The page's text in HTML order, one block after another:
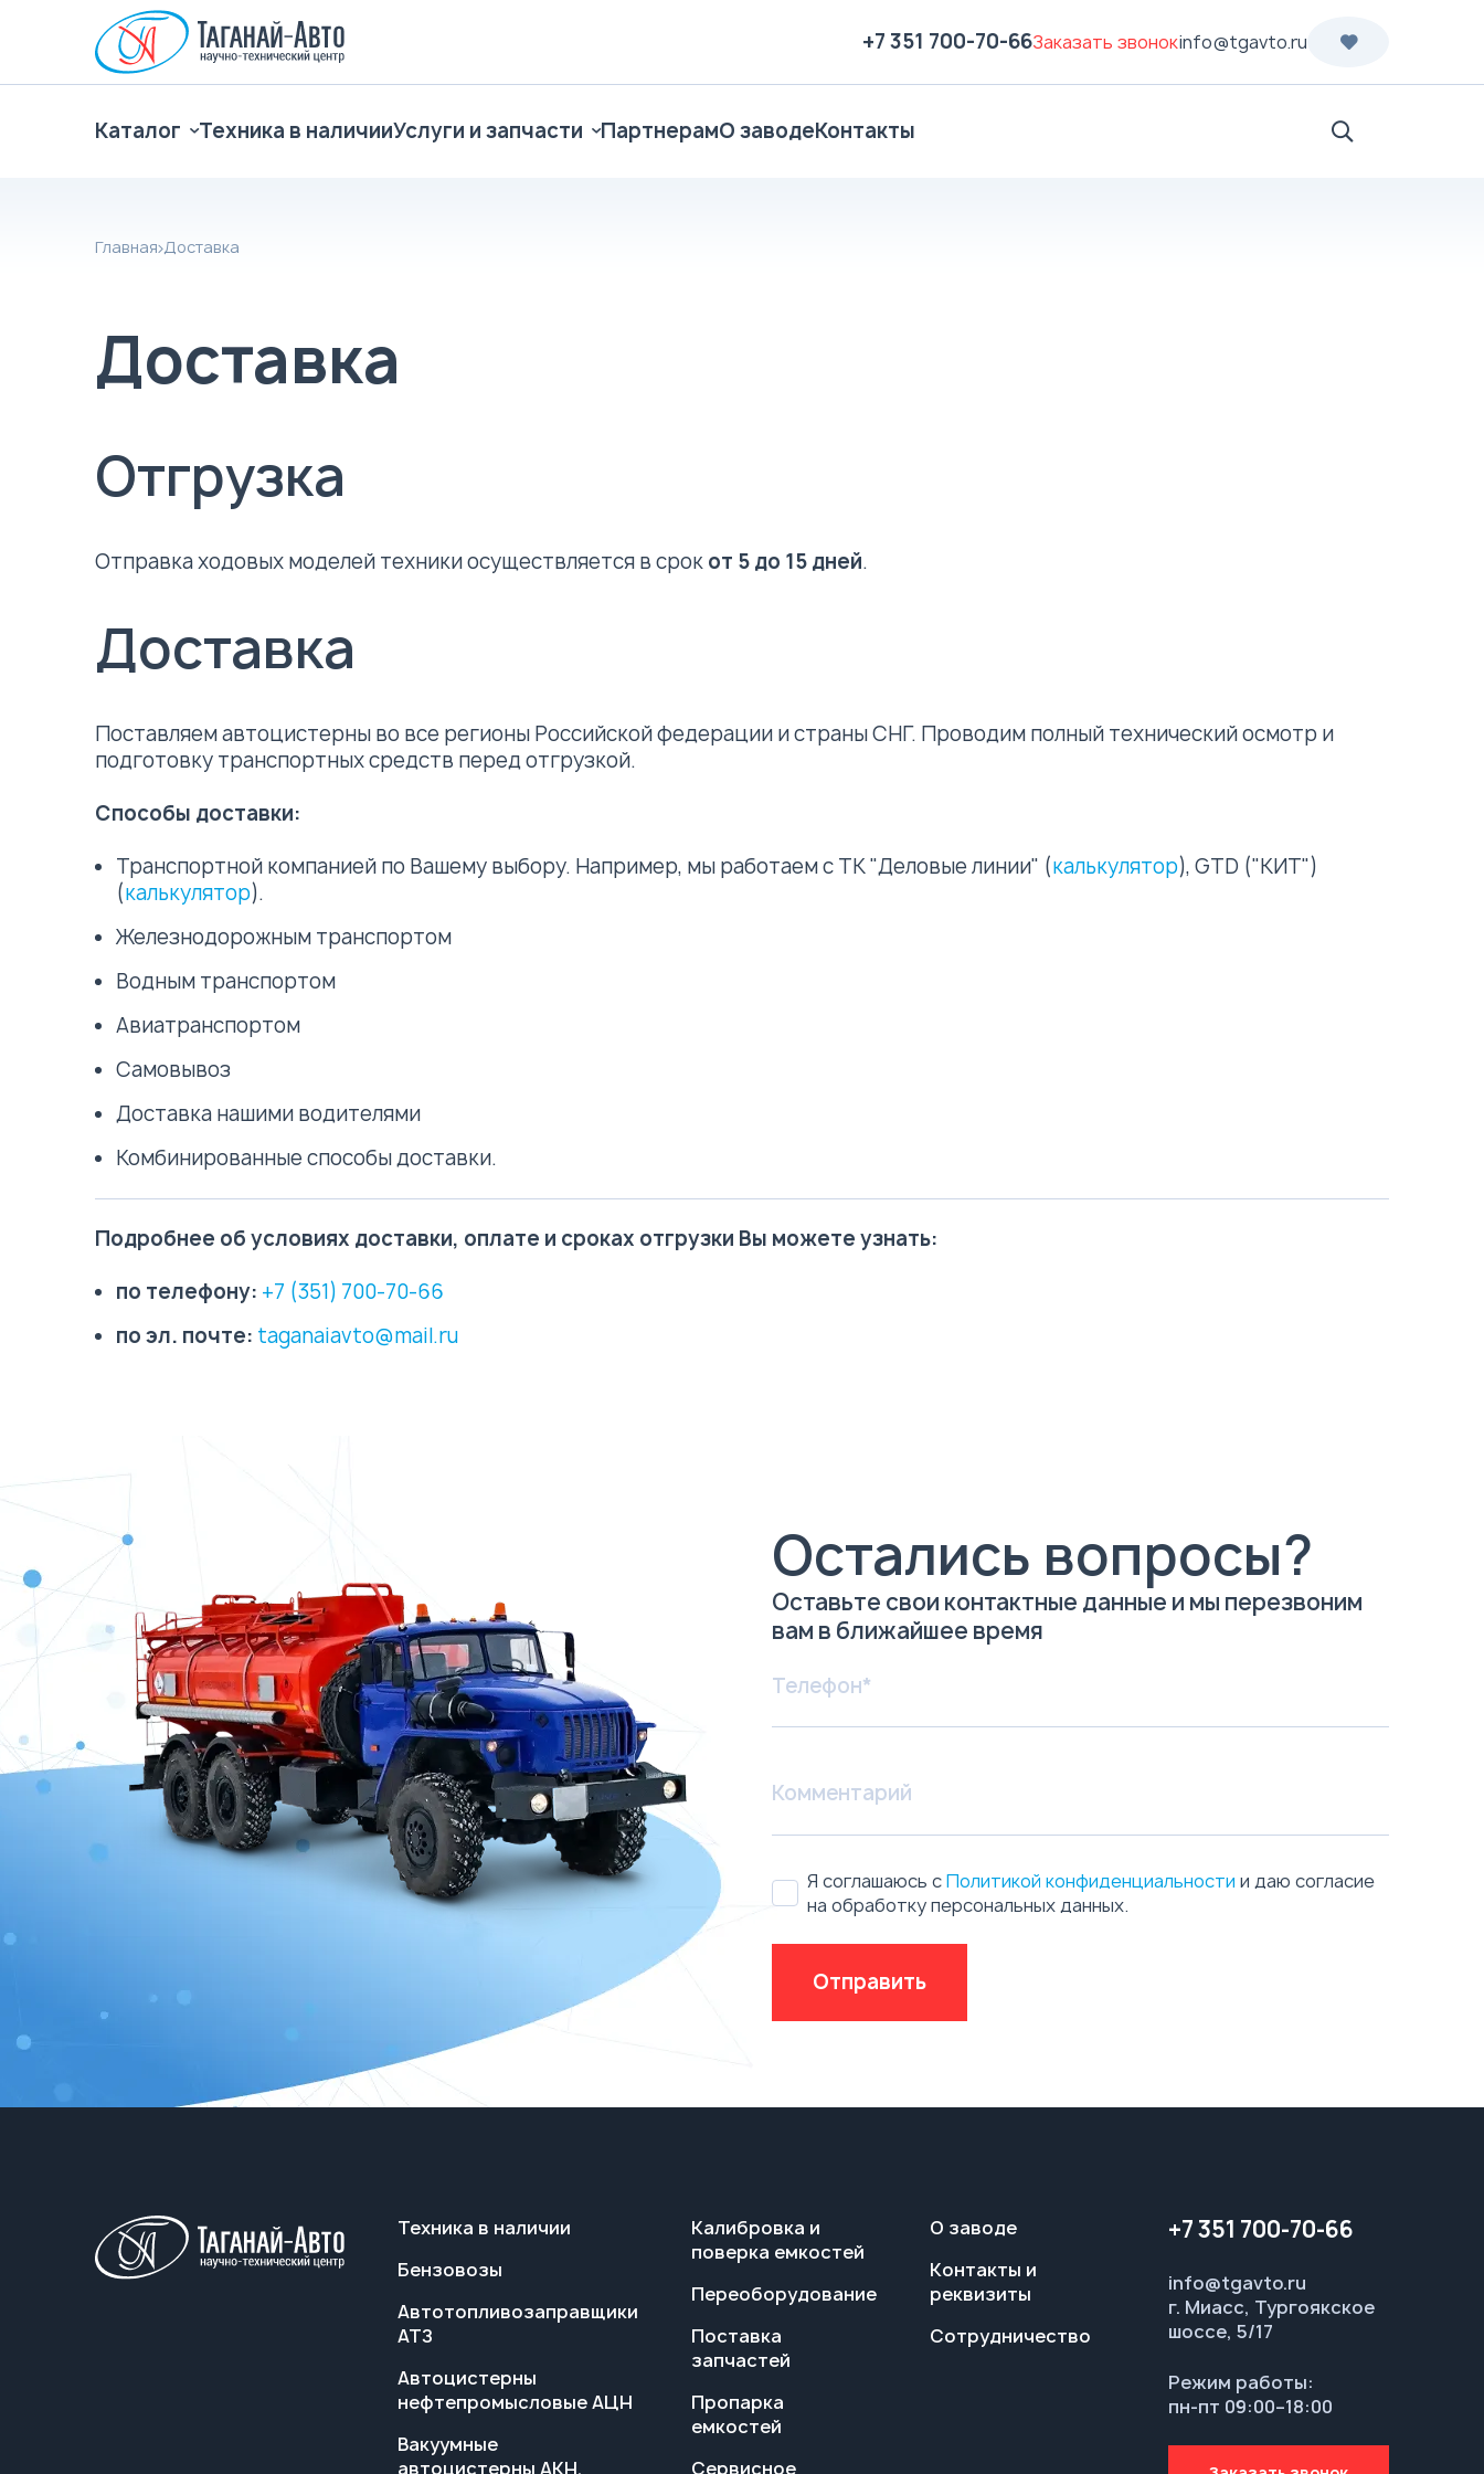
+7 351 700-70-66Заказать звонокinfo@tgavto.ru
Каталог Техника в наличииУслуги и запчасти ПартнерамО заводеКонтакты
Главная Доставка
Доставка
Отгрузка
Отправка ходовых моделей техники осуществляется в срок от 5 до 15 дней.
Доставка
Поставляем автоцистерны во все регионы Российской федерации и страны СНГ. Проводим полный технический осмотр и
подготовку транспортных средств перед отгрузкой.
Способы доставки:
Транспортной компанией по Вашему выбору. Например, мы работаем с ТК "Деловые линии" (калькулятор), GTD ("КИТ")
(калькулятор).
Железнодорожным транспортом
Водным транспортом
Авиатранспортом
Самовывоз
Доставка нашими водителями
Комбинированные способы доставки.
Подробнее об условиях доставки, оплате и сроках отгрузки Вы можете узнать:
по телефону: +7 (351) 700-70-66
по эл. почте: taganaiavto@mail.ru
Остались вопросы?
Оставьте свои контактные данные и мы перезвоним
вам в ближайшее время
на обработку персональных данных.
Отправить
Автотопливозаправщики
АТЗ
Автоцистерны
нефтепромысловые АЦН
Вакуумные
автоцистерны АКН,
АКНС
Ассенизаторские
Переоборудование
Поставка
запчастей
Пропарка
емкостей
Сервисное
обслуживание
Гарантия на
реквизиты
Сотрудничество
г. Миасс, Тургоякское
Режим работы:
пн-пт 09:00–18:00
Заказать звонок